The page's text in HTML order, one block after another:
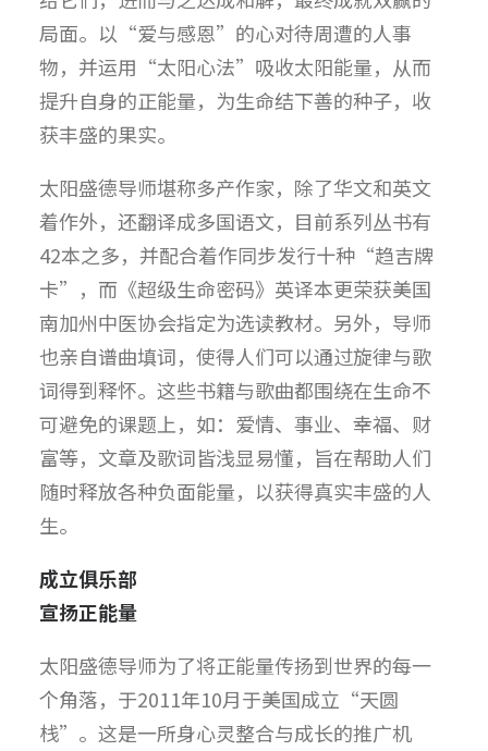
局面。以“爱与感恩”的心对待周遭的人事
物，并运用“太阳心法”吸收太阳能量，从而
提升自身的正能量，为生命结下善的种子，收
获丰盛的果实。
太阳盛德导师堪称多产作家，除了华文和英文
着作外，还翻译成多国语文，目前系列丛书有
42本之多，并配合着作同步发行十种“趋吉牌
卡”，而《超级生命密码》英译本更荣获美国
南加州中医协会指定为选读教材。另外，导师
也亲自谱曲填词，使得人们可以通过旋律与歌
词得到释怀。这些书籍与歌曲都围绕在生命不
可避免的课题上，如：爱情、事业、幸福、财
富等，文章及歌词皆浅显易懂，旨在帮助人们
随时释放各种负面能量，以获得真实丰盛的人
生。
成立俱乐部
宣扬正能量
太阳盛德导师为了将正能量传扬到世界的每一
个角落，于2011年10月于美国成立“天圆
栈”。这是一所身心灵整合与成长的推广机